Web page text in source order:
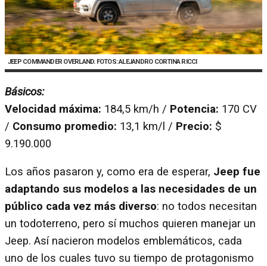
JEEP COMMANDER OVERLAND. FOTOS: ALEJANDRO CORTINA RICCI
Básicos:
Velocidad máxima: 184,5 km/h / Potencia: 170 CV
/ Consumo promedio: 13,1 km/l / Precio: $
9.190.000
Los años pasaron y, como era de esperar, Jeep fue
adaptando sus modelos a las necesidades de un
público cada vez más diverso: no todos necesitan
un todoterreno, pero sí muchos quieren manejar un
Jeep. Así nacieron modelos emblemáticos, cada
uno de los cuales tuvo su tiempo de protagonismo